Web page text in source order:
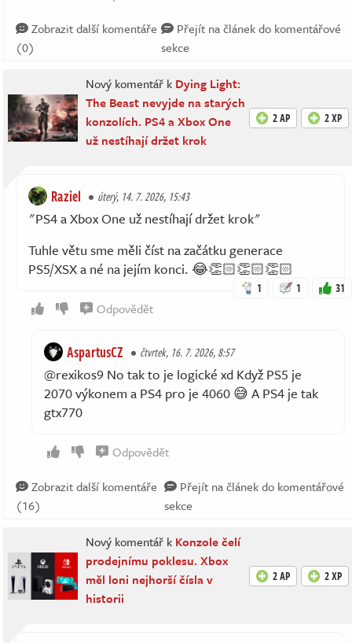
Zobrazit další komentáře
(0)
Přejít na článek do komentářové
sekce
Nový komentář k Dying Light:
The Beast nevyjde na starých
konzolích. PS4 a Xbox One
už nestíhají držet krok
2 AP 2 XP
Raziel úterý, 14. 7. 2026, 15:43
"PS4 a Xbox One už nestíhají držet krok"
Tuhle větu sme měli číst na začátku generace
PS5/XSX a né na jejím konci. 😂👏🏻👏🏻👏🏻
1 1 31
Odpovědět
AspartusCZ čtvrtek, 16. 7. 2026, 8:57
@rexikos9 No tak to je logické xd Když PS5 je
2070 výkonem a PS4 pro je 4060 😅 A PS4 je tak
gtx770
Odpovědět
Zobrazit další komentáře
(16)
Přejít na článek do komentářové
sekce
Nový komentář k Konzole čelí
prodejnímu poklesu. Xbox
měl loni nejhorší čísla v
historii
2 AP 2 XP